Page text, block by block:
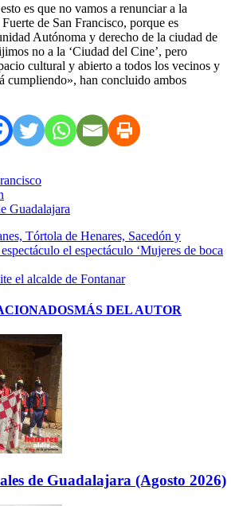
es que no vamos a renunciar a la
de San Francisco, porque es
Autónoma y derecho de la ciudad de
no a la ‘Ciudad del Cine’, pero
cultural y abierto a todos los vecinos y
cumpliendo», han concluido ambos
Guadalajara
Tórtola de Henares, Sacedón y
el espectáculo ‘Mujeres de boca
el alcalde de Fontanar
MÁS DEL AUTOR
de Guadalajara (Agosto 2026)